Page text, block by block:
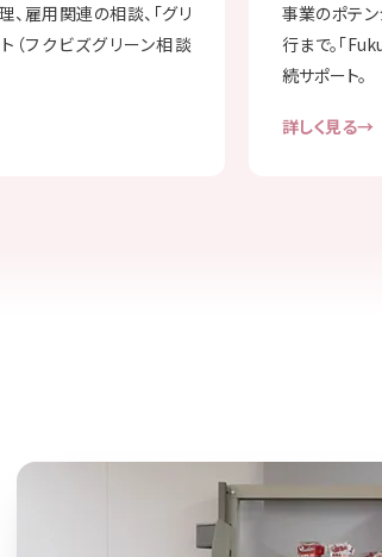
雇用関連の相談、「グリ
（フクビズグリーン相談
事業のポテン
行まで。「
続サポート。
詳しく見る